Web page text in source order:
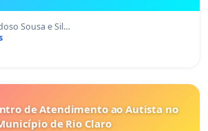
Sousa e Sil…
de Atendimento ao Autista no
de Rio Claro